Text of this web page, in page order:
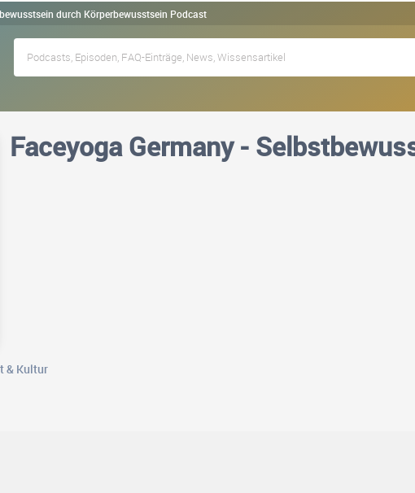
durch Körperbewusstsein Podcast
Faceyoga Germany -
& Kultur